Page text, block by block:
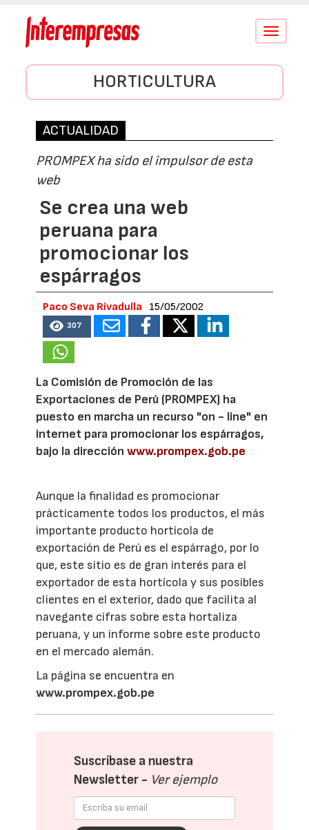
Conmutar
HORTICULTURA
ACTUALIDAD
PROMPEX ha sido el impulsor de esta
web
Se crea una web
peruana para
promocionar los
espárragos
Paco Seva Rivadulla 15/05/2002
307
La Comisión de Promoción de las
Exportaciones de Perú (PROMPEX) ha
puesto en marcha un recurso "on - line" en
internet para promocionar los espárragos,
bajo la direcciónwww.prompex.gob.pe
Aunque la finalidad es promocionar
prácticamente todos los productos, el más
importante producto hortícola de
exportación de Perú es el espárrago, por lo
que, este sitio es de gran interés para el
exportador de esta hortícola y sus posibles
clientes en el exterior, dado que facilita al
navegante cifras sobre esta hortaliza
peruana, y un informe sobre este producto
en el mercado alemán.
La página se encuentra en
www.prompex.gob.pe
Suscríbase a nuestra
Newsletter - Ver ejemplo